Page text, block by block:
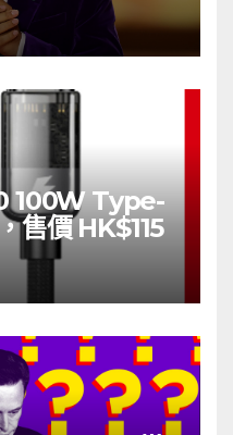
100W Type-
售價 HK$115